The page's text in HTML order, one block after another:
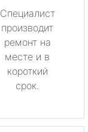
Специалист
производит
ремонт на
месте и в
короткий
срок.